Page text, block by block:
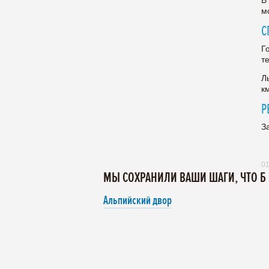
МЫ СОХРАНИЛИ ВАШИ ШАГИ, ЧТО
Альпийский двор